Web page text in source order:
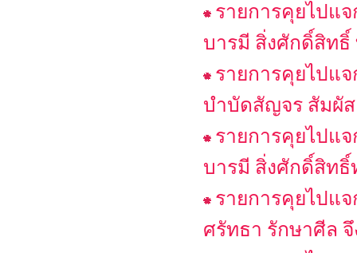
รายการคุยไปแ
บารมี สิ่งศักดิ์สิทธิ์
รายการคุยไปแ
บำบัดสัญจร สัมผั
รายการคุยไปแ
บารมี สิ่งศักดิ์สิท
รายการคุยไปแจ
ศรัทธา รักษาศีล